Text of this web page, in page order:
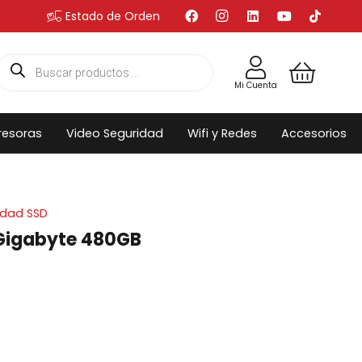
Estado de Orden
Mi Cuenta
Video Seguridad Wifi y Redes Accesorios
SSD
480GB